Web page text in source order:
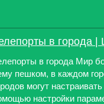
в города |
в города Мир
пешком, в каждом
могут
настройки